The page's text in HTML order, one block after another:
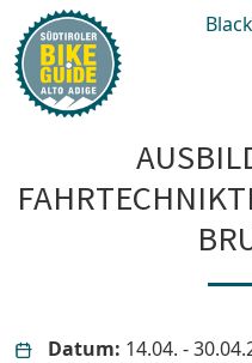
Datum: 14.04. -